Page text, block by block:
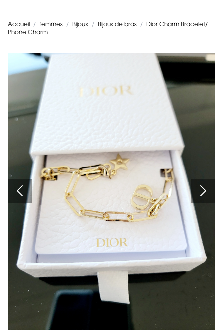
Accueil / femmes / Bijoux / Bijoux de bras /
Dior Charm Bracelet/
Phone Charm